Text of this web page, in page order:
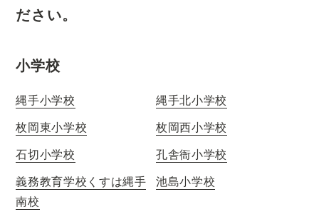
ださい。
小学校
縄手小学校
縄手北小学校
枚岡東小学校
枚岡西小学校
石切小学校
孔舎衙小学校
義務教育学校くすは縄手
南校
池島小学校